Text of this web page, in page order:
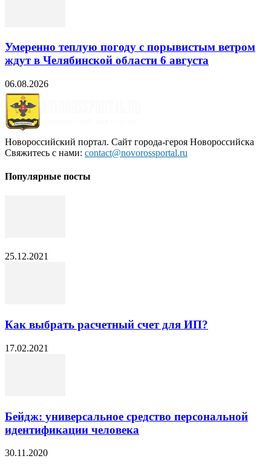
Умеренно теплую погоду с порывистым ветром
ждут в Челябинской области 6 августа
06.08.2026
Новороссийский портал. Сайт города-героя Новороссийска
Свяжитесь с нами: contact@novorossportal.ru
Популярные посты
25.12.2021
Как выбрать расчетный счет для ИП?
17.02.2021
Бейдж: универсальное средство персональной
идентификации человека
30.11.2020